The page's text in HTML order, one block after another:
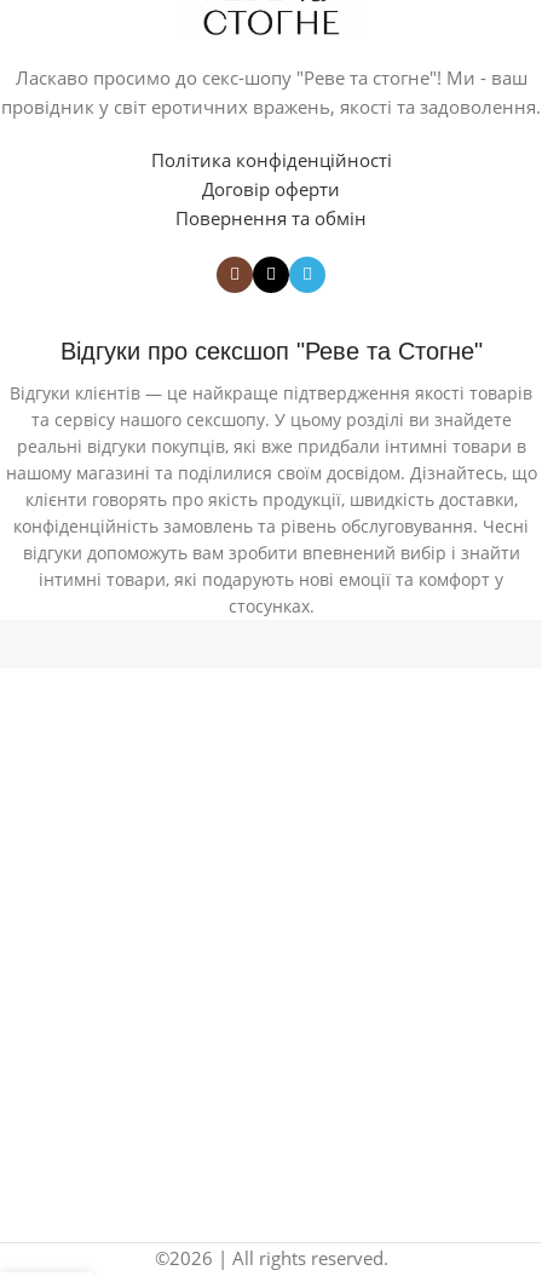
Ласкаво просимо до секс-шопу "Реве та стогне"! Ми - ваш
провідник у світ еротичних вражень, якості та задоволення.
Політика конфіденційності
Договір оферти
Повернення та обмін
Відгуки про сексшоп "Реве та Стогне"
Відгуки клієнтів — це найкраще підтвердження якості товарів
та сервісу нашого сексшопу. У цьому розділі ви знайдете
реальні відгуки покупців, які вже придбали інтимні товари в
нашому магазині та поділилися своїм досвідом. Дізнайтесь, що
клієнти говорять про якість продукції, швидкість доставки,
конфіденційність замовлень та рівень обслуговування. Чесні
відгуки допоможуть вам зробити впевнений вибір і знайти
інтимні товари, які подарують нові емоції та комфорт у
стосунках.
©2026 | All rights reserved.